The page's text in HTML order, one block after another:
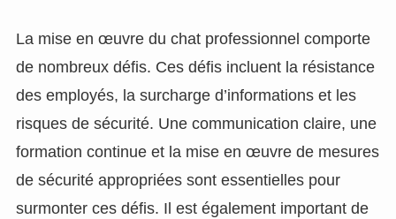
La mise en œuvre du chat professionnel comporte
de nombreux défis. Ces défis incluent la résistance
des employés, la surcharge d’informations et les
risques de sécurité. Une communication claire, une
formation continue et la mise en œuvre de mesures
de sécurité appropriées sont essentielles pour
surmonter ces défis. Il est également important de